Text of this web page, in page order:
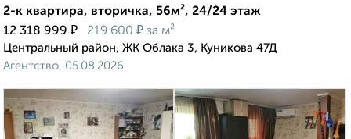
2-к квартира, вторичка, 56м², 24/24 этаж
12 318 999 ₽ 219 600 ₽ за м²
Центральный район, ЖК Облака 3, Куникова 47Д
Агентство, 05.08.2026